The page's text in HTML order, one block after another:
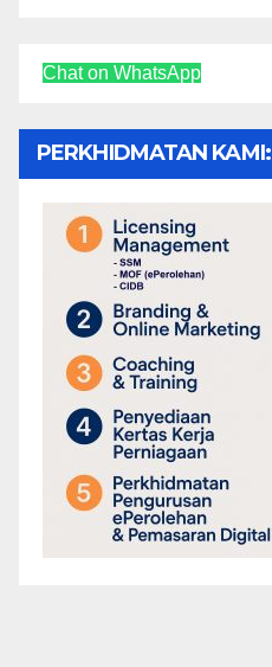
Chat on WhatsApp
PERKHIDMATAN KAMI: